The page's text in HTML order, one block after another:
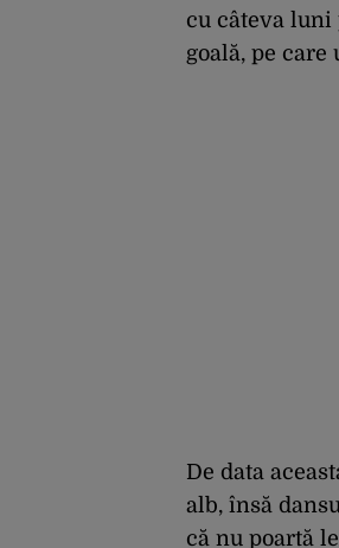
cu câteva luni
goală, pe
De data
alb, însă
că nu poartă